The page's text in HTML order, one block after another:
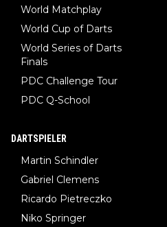
World Matchplay
World Cup of Darts
World Series of Darts
Finals
PDC Challenge Tour
PDC Q-School
DARTSPIELER
Martin Schindler
Gabriel Clemens
Ricardo Pietreczko
Niko Springer